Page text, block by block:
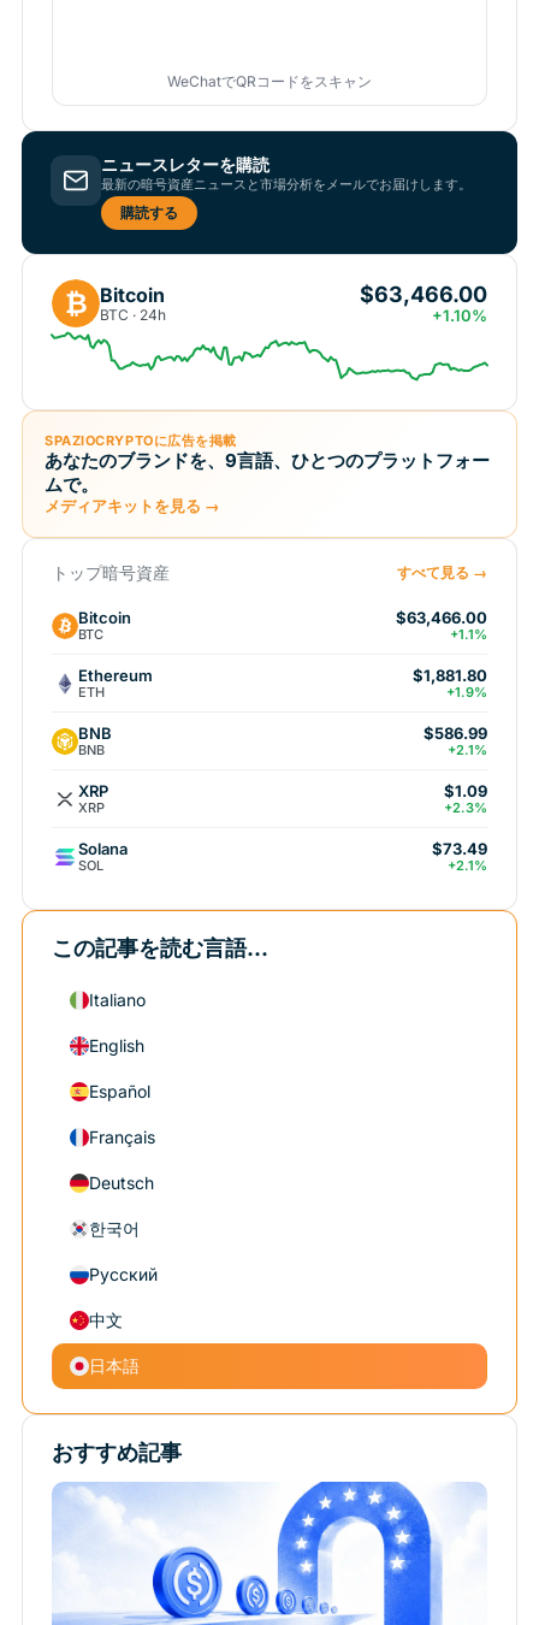
WeChatでQRコードをスキャン
ニュースレターを購読
最新の暗号資産ニュースと市場分析をメールでお届けします。
購読する
₿ Bitcoin
BTC · 24h
$63,466.00
+1.10%
SPAZIOCRYPTOに広告を掲載
あなたのブランドを、9言語、ひとつのプラットフォー
ムで。
メディアキットを見る →
トップ暗号資産 すべて見る →
Bitcoin
BTC
$63,466.00
+1.1%
Ethereum
ETH
$1,881.80
+1.9%
BNB
BNB
$586.99
+2.1%
XRP
XRP
$1.09
+2.3%
Solana
SOL
$73.49
+2.1%
この記事を読む言語...
Italiano
English
Español
Français
Deutsch
한국어
Русский
中文
日本語
おすすめ記事